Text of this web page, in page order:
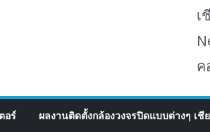
เ
ค
อร์ ผลงานติดตั้งกล้องวงจรปิดแบบต่างๆ เชี